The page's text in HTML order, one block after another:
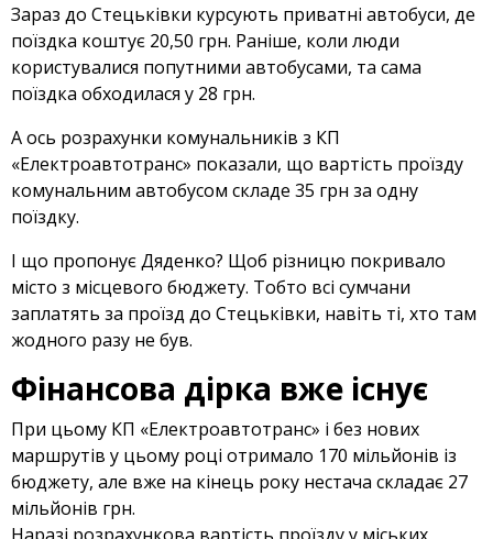
Зараз до Стецьківки курсують приватні автобуси, де
поїздка коштує 20,50 грн. Раніше, коли люди
користувалися попутними автобусами, та сама
поїздка обходилася у 28 грн.
А ось розрахунки комунальників з КП
«Електроавтотранс» показали, що вартість проїзду
комунальним автобусом складе 35 грн за одну
поїздку.
І що пропонує Дяденко? Щоб різницю покривало
місто з місцевого бюджету. Тобто всі сумчани
заплатять за проїзд до Стецьківки, навіть ті, хто там
жодного разу не був.
Фінансова дірка вже існує
При цьому КП «Електроавтотранс» і без нових
маршрутів у цьому році отримало 170 мільйонів із
бюджету, але вже на кінець року нестача складає 27
мільйонів грн.